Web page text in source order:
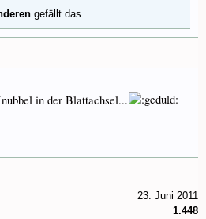
gefällt das.
in der Blattachsel...
23. Juni 2011
1.448